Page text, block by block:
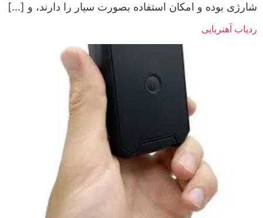
شارژی بوده و امکان استفاده بصورت سیار را دارند، و […]
ردیاب آهنربایی